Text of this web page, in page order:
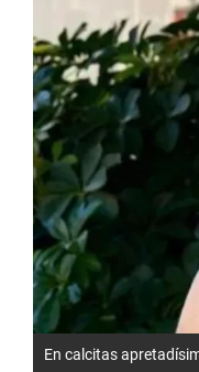
En calcitas